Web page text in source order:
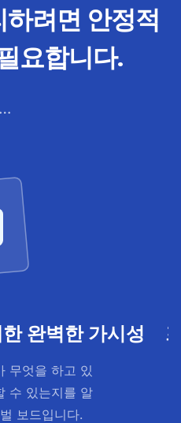
려면 안정적
요합니다.
…
완벽한 가시성
무엇을 하고 있
수 있는지를 알
보드입니다.